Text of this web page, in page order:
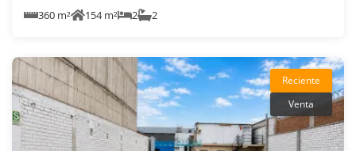
360 m² 154 m² 2 2
Reciente
Venta